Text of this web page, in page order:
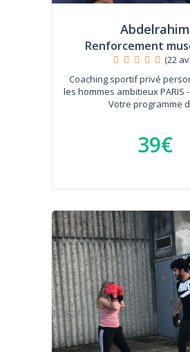
Abdelrahim
Renforcement
(22
Coaching sportif privé
les hommes ambitieux PARIS
Votre programme
39€